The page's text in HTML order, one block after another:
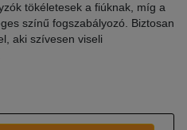
tökéletesek a fiúknak, míg a
színű fogszabályozó. Biztosan
aki szívesen viseli